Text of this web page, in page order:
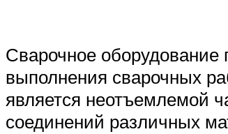
Сварочное оборудование
выполнения сварочных
является неотъемлемой
соединений различных